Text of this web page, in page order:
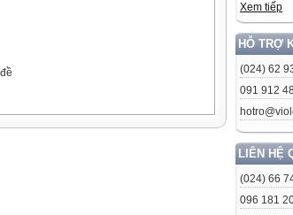
Xem tiếp
HỖ TRỢ
(024) 62
091 912
LIÊN HỆ
(024) 66
096 181